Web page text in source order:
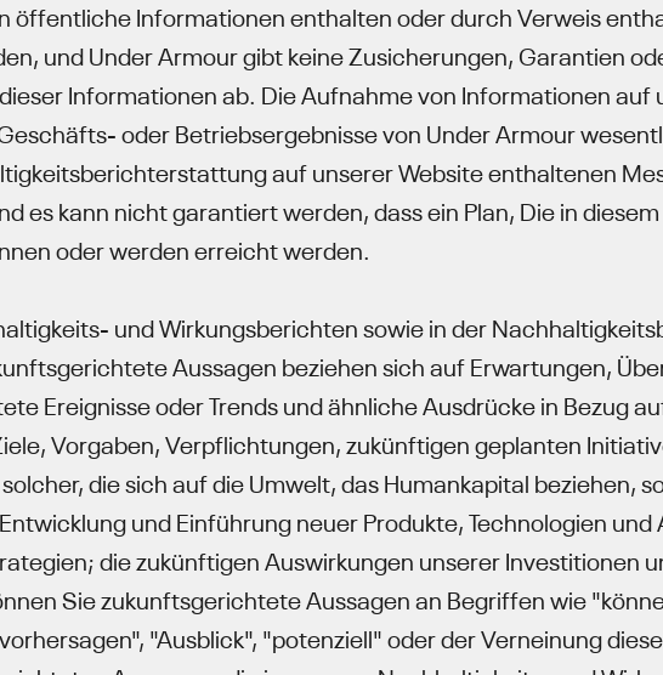
Informationen enthalten oder durch Verweis
und Under Armour gibt keine Zusicherungen, Garantien
Informationen ab. Die Aufnahme von Informationen auf
oder Betriebsergebnisse von Under Armour
auf unserer Website enthaltenen
es kann nicht garantiert werden, dass ein Plan, Die in
oder werden erreicht werden.
und Wirkungsberichten sowie in der
Aussagen beziehen sich auf Erwartungen,
Ereignisse oder Trends und ähnliche Ausdrücke in Bezug
Vorgaben, Verpflichtungen, zukünftigen geplanten
die sich auf die Umwelt, das Humankapital beziehen,
und Einführung neuer Produkte, Technologien
die zukünftigen Auswirkungen unserer Investitionen
Sie zukunftsgerichtete Aussagen an Begriffen wie
"Ausblick", "potenziell" oder der Verneinung